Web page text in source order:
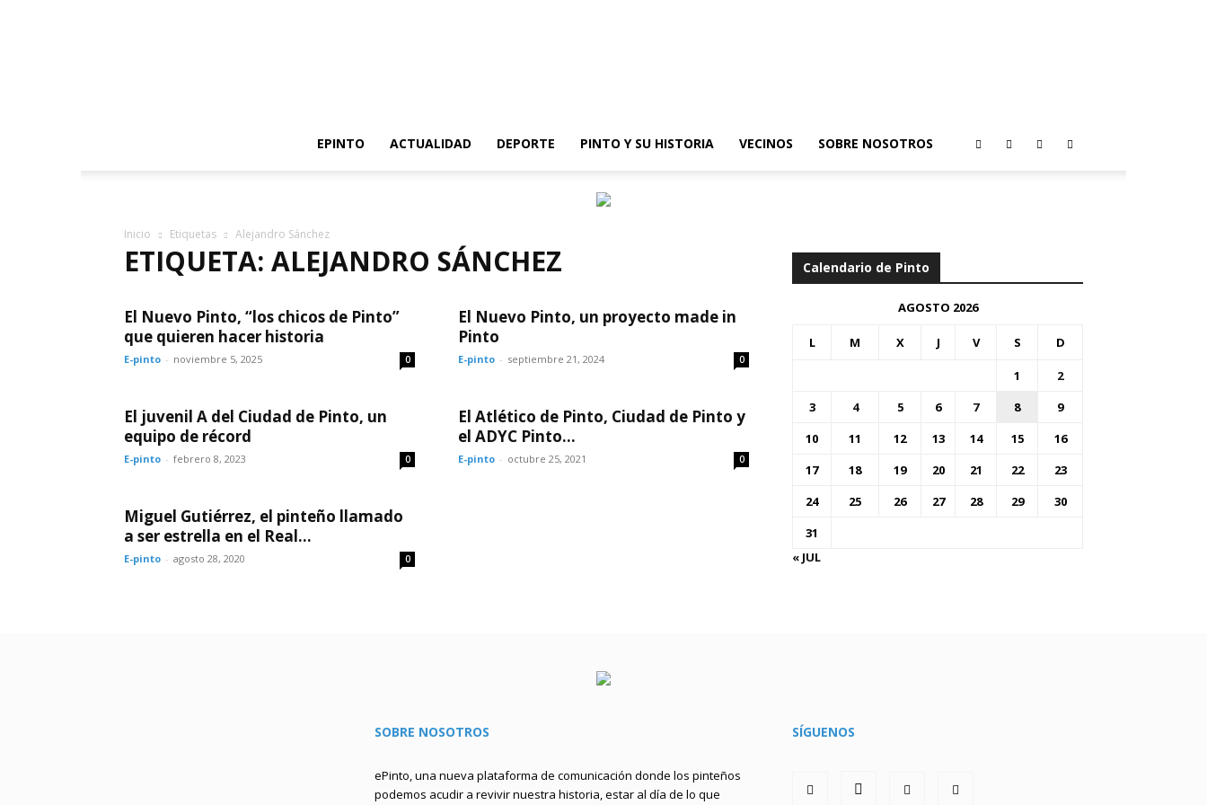
EPINTO
ACTUALIDAD DEPORTE PINTO Y SU HISTORIA VECINOS SOBRE NOSOTROS
Inicio Etiquetas Alejandro Sánchez
ETIQUETA: ALEJANDRO SÁNCHEZ
El Nuevo Pinto, “los chicos de Pinto”
que quieren hacer historia
E-pinto - noviembre 5, 2025 0
El Nuevo Pinto, un proyecto made in
Pinto
E-pinto - septiembre 21, 2024 0
El juvenil A del Ciudad de Pinto, un
equipo de récord
E-pinto - febrero 8, 2023 0
El Atlético de Pinto, Ciudad de Pinto y
el ADYC Pinto...
E-pinto - octubre 25, 2021 0
Miguel Gutiérrez, el pinteño llamado
a ser estrella en el Real...
E-pinto - agosto 28, 2020 0
Calendario de Pinto
AGOSTO 2026
L M X J V S D
1
2
3
4 5 6 7 8
9
10
11 12 13 14 15
16
17
18 19 20 21 22
23
24
25 26 27 28 29
30
31
« JUL
SOBRE NOSOTROS
ePinto, una nueva plataforma de comunicación donde los pinteños
podemos acudir a revivir nuestra historia, estar al día de lo que
SÍGUENOS